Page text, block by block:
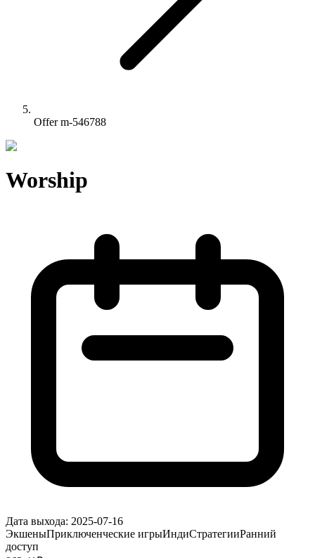
Offer m-546788
Worship
Дата выхода: 2025-07-16
ЭкшеныПриключенческие игрыИндиСтратегииРанний
доступ